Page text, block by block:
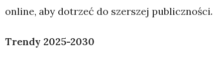
online, aby dotrzeć do szerszej publiczności.
Trendy 2025-2030